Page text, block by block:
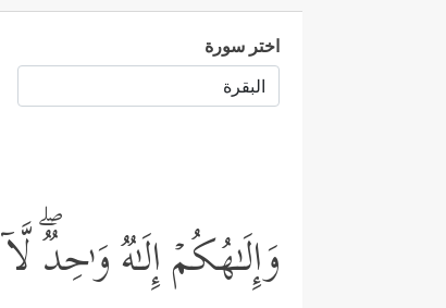
اختر سورة
وَإِلَـٰهُكُمۡ إِلَـٰهࣱ وَ ٰ⁠حِدࣱۖ